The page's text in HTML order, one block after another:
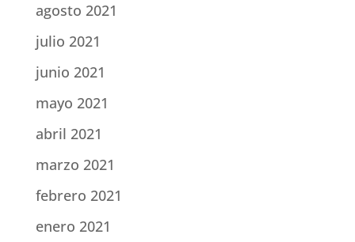
agosto 2021
julio 2021
junio 2021
mayo 2021
abril 2021
marzo 2021
febrero 2021
enero 2021